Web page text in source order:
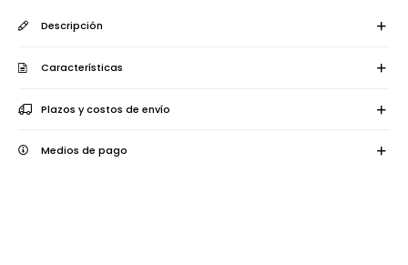
Descripción
Características
Plazos y costos de envío
Medios de pago